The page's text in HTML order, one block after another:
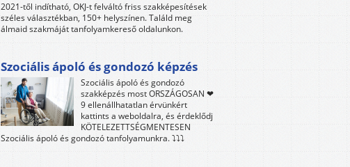
2021-től indítható, OKJ-t felváltó friss szakképesítések
széles választékban, 150+ helyszínen. Találd meg
álmaid szakmáját tanfolyamkereső oldalunkon.
Szociális ápoló és gondozó képzés
Szociális ápoló és gondozó
szakképzés most ORSZÁGOSAN ❤
9 ellenállhatatlan érvünkért
kattints a weboldalra, és érdeklődj
KÖTELEZETTSÉGMENTESEN
Szociális ápoló és gondozó tanfolyamunkra. ⤵⤵⤵